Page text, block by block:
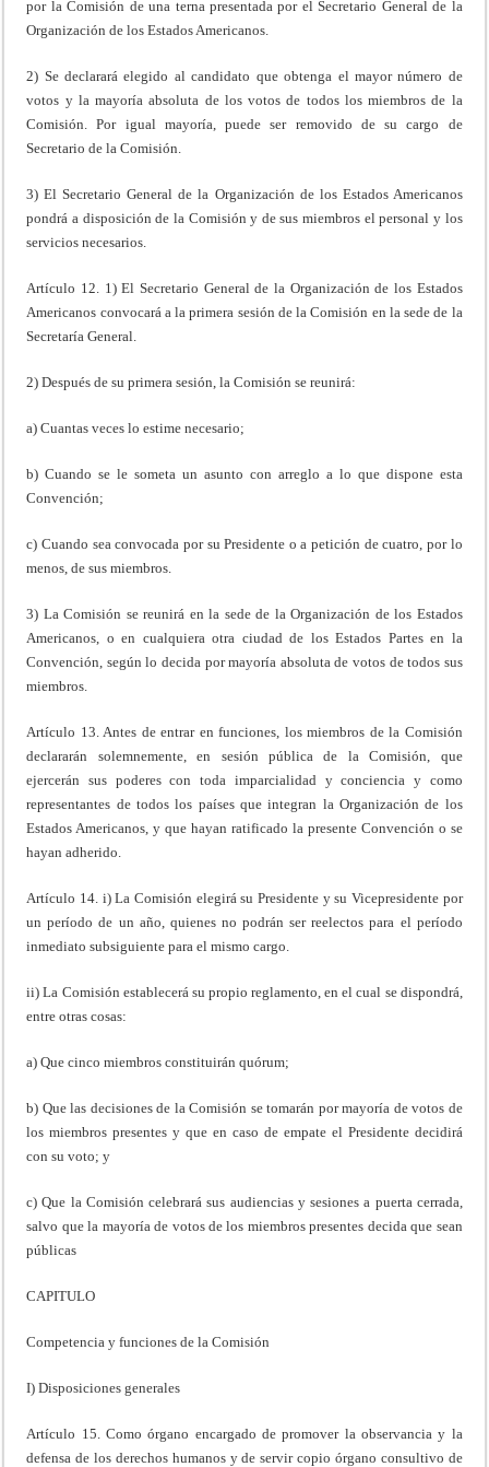
por la Comisión de una terna presentada por el Secretario General de la
Organización de los Estados Americanos.
2) Se declarará elegido al candidato que obtenga el mayor número de
votos y la mayoría absoluta de los votos de todos los miembros de la
Comisión. Por igual mayoría, puede ser removido de su cargo de
Secretario de la Comisión.
3) El Secretario General de la Organización de los Estados Americanos
pondrá a disposición de la Comisión y de sus miembros el personal y los
servicios necesarios.
Artículo 12. 1) El Secretario General de la Organización de los Estados
Americanos convocará a la primera sesión de la Comisión en la sede de la
Secretaría General.
2) Después de su primera sesión, la Comisión se reunirá:
a) Cuantas veces lo estime necesario;
b) Cuando se le someta un asunto con arreglo a lo que dispone esta
Convención;
c) Cuando sea convocada por su Presidente o a petición de cuatro, por lo
menos, de sus miembros.
3) La Comisión se reunirá en la sede de la Organización de los Estados
Americanos, o en cualquiera otra ciudad de los Estados Partes en la
Convención, según lo decida por mayoría absoluta de votos de todos sus
miembros.
Artículo 13. Antes de entrar en funciones, los miembros de la Comisión
declararán solemnemente, en sesión pública de la Comisión, que
ejercerán sus poderes con toda imparcialidad y conciencia y como
representantes de todos los países que integran la Organización de los
Estados Americanos, y que hayan ratificado la presente Convención o se
hayan adherido.
Artículo 14. i) La Comisión elegirá su Presidente y su Vicepresidente por
un período de un año, quienes no podrán ser reelectos para el período
inmediato subsiguiente para el mismo cargo.
ii) La Comisión establecerá su propio reglamento, en el cual se dispondrá,
entre otras cosas:
a) Que cinco miembros constituirán quórum;
b) Que las decisiones de la Comisión se tomarán por mayoría de votos de
los miembros presentes y que en caso de empate el Presidente decidirá
con su voto; y
c) Que la Comisión celebrará sus audiencias y sesiones a puerta cerrada,
salvo que la mayoría de votos de los miembros presentes decida que sean
públicas
CAPITULO
Competencia y funciones de la Comisión
I) Disposiciones generales
Artículo 15. Como órgano encargado de promover la observancia y la
defensa de los derechos humanos y de servir copio órgano consultivo de